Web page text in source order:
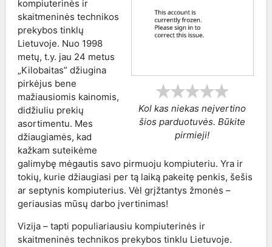
Kol kas niekas neįvertino
šios parduotuvės. Būkite
pirmieji!
kompiuterinės ir
skaitmeninės technikos
prekybos tinklų
Lietuvoje. Nuo 1998
metų, t.y. jau 24 metus
„Kilobaitas” džiugina
pirkėjus bene
mažiausiomis kainomis,
didžiuliu prekių
asortimentu. Mes
džiaugiamės, kad
kažkam suteikėme
galimybę mėgautis savo pirmuoju kompiuteriu. Yra ir
tokių, kurie džiaugiasi per tą laiką pakeitę penkis, šešis
ar septynis kompiuterius. Vėl grįžtantys žmonės –
geriausias mūsų darbo įvertinimas!
Vizija – tapti populiariausiu kompiuterinės ir
skaitmeninės technikos prekybos tinklu Lietuvoje.